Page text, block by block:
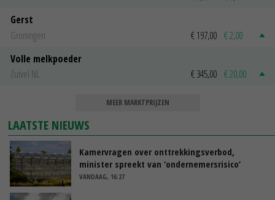
Gerst
Groningen
€ 197,00 € 2,00
Volle melkpoeder
Zuivel NL
€ 345,00 € 20,00
MEER MARKTPRIJZEN
LAATSTE NIEUWS
Kamervragen over onttrekkingsverbod,
minister spreekt van ‘ondernemersrisico’
VANDAAG, 16:27